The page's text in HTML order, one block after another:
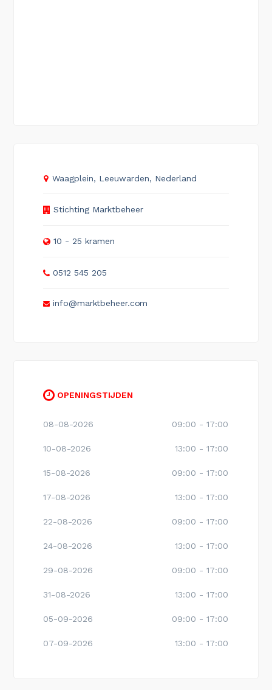
Waagplein, Leeuwarden, Nederland
Stichting Marktbeheer
10 - 25 kramen
0512 545 205
info@marktbeheer.com
OPENINGSTIJDEN
08-08-2026 09:00 - 17:00
10-08-2026 13:00 - 17:00
15-08-2026 09:00 - 17:00
17-08-2026 13:00 - 17:00
22-08-2026 09:00 - 17:00
24-08-2026 13:00 - 17:00
29-08-2026 09:00 - 17:00
31-08-2026 13:00 - 17:00
05-09-2026 09:00 - 17:00
07-09-2026 13:00 - 17:00